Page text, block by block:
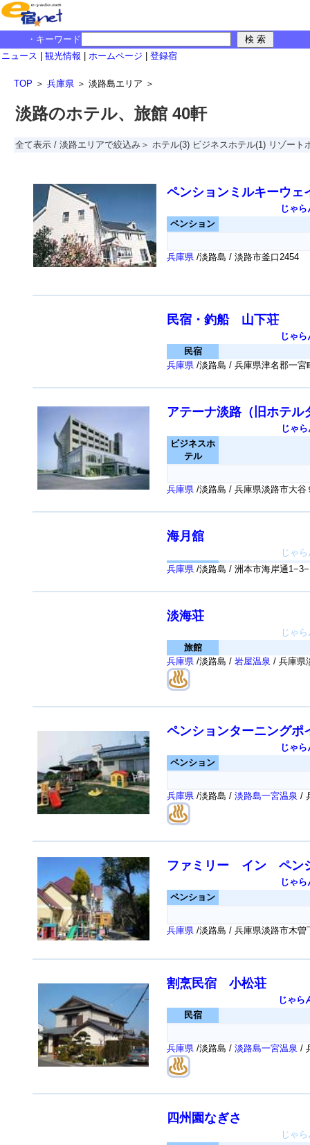
・キーワード
ニュース
観光情報 ホームページ 登録宿
TOP ＞ 兵庫県 ＞ 淡路島エリア ＞
淡路のホテル、旅館 40軒
全て表示 / 淡路エリアで絞込み＞ ホテル(3) ビジネスホテル(1) リゾート
ペンションミルキーウェ
じゃら
ペンション
兵庫県 /淡路島 / 淡路市釜口2454
民宿・釣船 山下荘
じゃら
民宿
兵庫県 /淡路島 / 兵庫県津名郡一宮
アテーナ淡路（旧ホテル
じゃ
ビジネスホ
テル
兵庫県 /淡路島 / 兵庫県淡路市大谷
海月舘
じゃ
兵庫県 /淡路島 / 洲本市海岸通
淡海荘
じゃ
旅館
兵庫県 /淡路島 / 岩屋温泉 / 兵庫県
ペンションターニングポ
じゃら
ペンション
兵庫県 /淡路島 / 淡路島一宮温泉 /
ファミリー イン ペン
じゃら
ペンション
兵庫県 /淡路島 / 兵庫県淡路市木曽
割烹民宿 小松荘
じゃら
民宿
兵庫県 /淡路島 / 淡路島一宮温泉 /
四州園なぎさ
じゃ